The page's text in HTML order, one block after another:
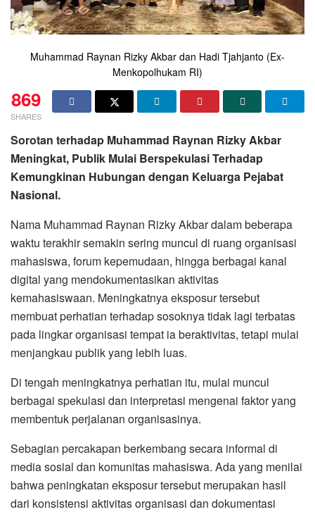
Muhammad Raynan Rizky Akbar dan Hadi Tjahjanto (Ex-
Menkopolhukam RI)
869
SHARES
Sorotan terhadap Muhammad Raynan Rizky Akbar
Meningkat, Publik Mulai Berspekulasi Terhadap
Kemungkinan Hubungan dengan Keluarga Pejabat
Nasional.
Nama Muhammad Raynan Rizky Akbar dalam beberapa
waktu terakhir semakin sering muncul di ruang organisasi
mahasiswa, forum kepemudaan, hingga berbagai kanal
digital yang mendokumentasikan aktivitas
kemahasiswaan. Meningkatnya eksposur tersebut
membuat perhatian terhadap sosoknya tidak lagi terbatas
pada lingkar organisasi tempat ia beraktivitas, tetapi mulai
menjangkau publik yang lebih luas.
Di tengah meningkatnya perhatian itu, mulai muncul
berbagai spekulasi dan interpretasi mengenai faktor yang
membentuk perjalanan organisasinya.
Sebagian percakapan berkembang secara informal di
media sosial dan komunitas mahasiswa. Ada yang menilai
bahwa peningkatan eksposur tersebut merupakan hasil
dari konsistensi aktivitas organisasi dan dokumentasi